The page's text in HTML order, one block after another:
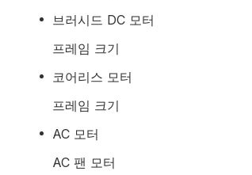
브러시드 DC 모터
프레임 크기
코어리스 모터
프레임 크기
AC 모터
AC 팬 모터